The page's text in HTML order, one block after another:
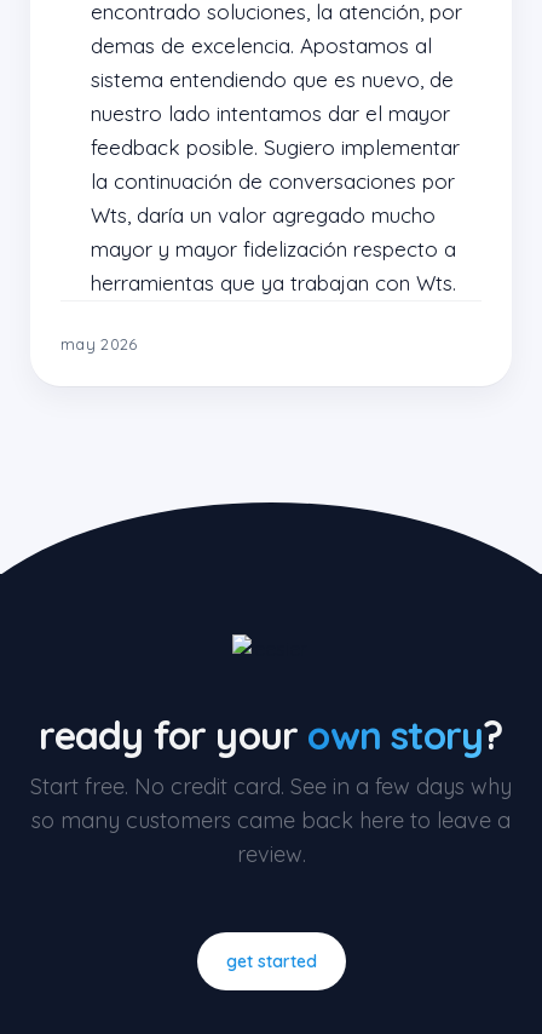
encontrado soluciones, la atención, por
demas de excelencia. Apostamos al
sistema entendiendo que es nuevo, de
nuestro lado intentamos dar el mayor
feedback posible. Sugiero implementar
la continuación de conversaciones por
Wts, daría un valor agregado mucho
mayor y mayor fidelización respecto a
herramientas que ya trabajan con Wts.
may 2026
ready for your own story?
Start free. No credit card. See in a few days why
so many customers came back here to leave a
review.
get started